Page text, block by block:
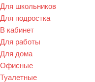
Для школьников
Для подростка
В кабинет
Для работы
Для дома
Офисные
Туалетные